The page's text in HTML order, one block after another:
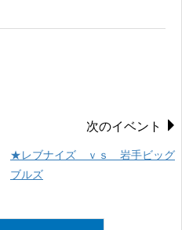
次のイベント
★レブナイズ ｖｓ 岩手ビッグ
ブルズ